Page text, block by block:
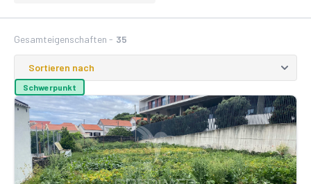
Gesamteigenschaften - 35
Schwerpunkt